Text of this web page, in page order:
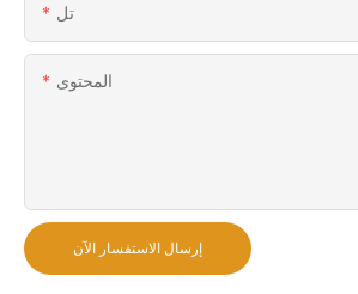
تل
المحتوى
إرسال الاستفسار الآن